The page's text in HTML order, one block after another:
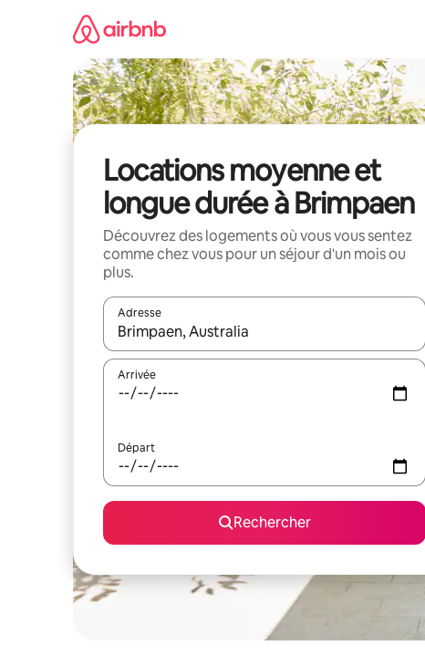
Locations moyenne et
longue durée à Brimpaen
Découvrez des logements où vous vous sentez
comme chez vous pour un séjour d'un mois ou
plus.
Adresse
Lorsque les résultats s'affichent, utilisez les flèches
Arrivée
Départ
Rechercher